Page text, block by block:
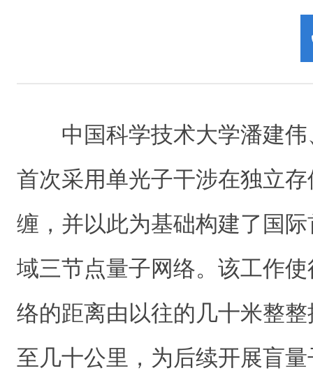
中国科学技术大学潘建
首次采用单光子干涉在独立
缠，并以此为基础构建了国
域三节点量子网络。该工作
络的距离由以往的几十米整
至几十公里，为后续开展盲